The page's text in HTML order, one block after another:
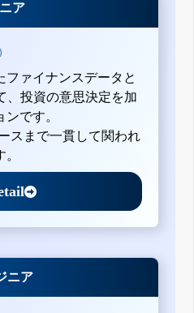
ア
ファイナンスデータと
、投資の意思決定を加
です。
スまで一貫して関われ
ニア